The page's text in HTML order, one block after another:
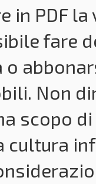
in PDF
fare
Non
scopo
cultura